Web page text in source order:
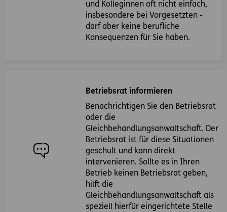
und Kolleginnen oft nicht einfach,
insbesondere bei Vorgesetzten -
darf aber keine berufliche
Konsequenzen für Sie haben.
Betriebsrat informieren
Benachrichtigen Sie den Betriebsrat
oder die
Gleichbehandlungsanwaltschaft. Der
Betriebsrat ist für diese Situationen
geschult und kann direkt
intervenieren. Sollte es in Ihren
Betrieb keinen Betriebsrat geben,
hilft die
Gleichbehandlungsanwaltschaft als
speziell hierfür eingerichtete Stelle